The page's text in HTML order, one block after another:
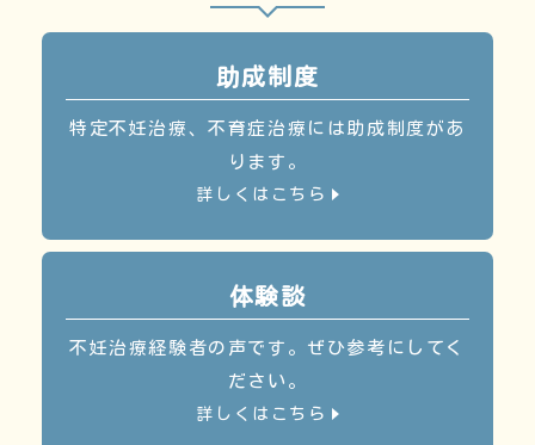
助成制度
特定不妊治療、不育症治療には助成制度があ
ります。
詳しくはこちら
体験談
不妊治療経験者の声です。ぜひ参考にしてく
ださい。
詳しくはこちら